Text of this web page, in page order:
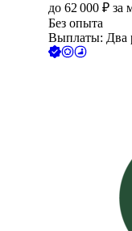
до 62 000 ₽ за
Без опыта
Выплаты: Два